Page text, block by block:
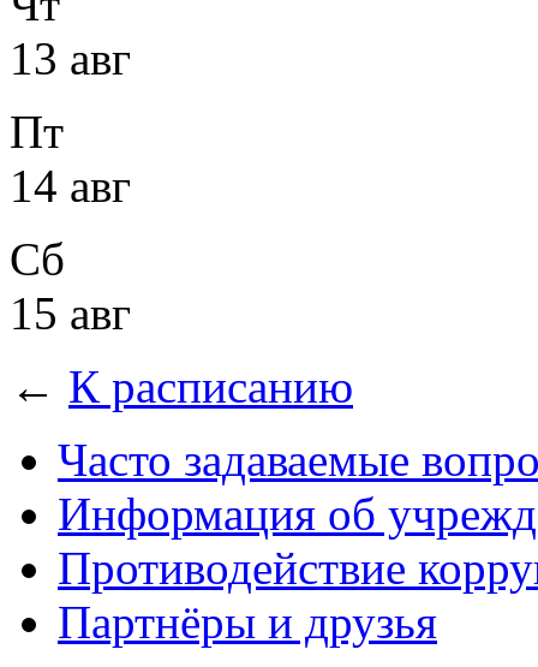
13 авг
Пт
14 авг
Сб
15 авг
← К расписанию
Часто задаваемые
Информация об
Противодействие
Партнёры и друзья